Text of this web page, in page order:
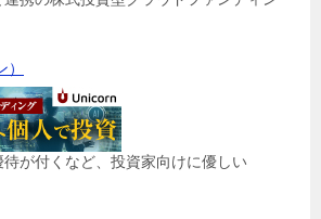
が付くなど、投資家向けに優しい